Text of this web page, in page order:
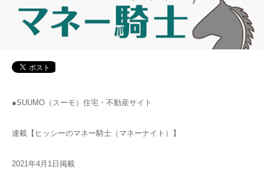
●SUUMO（スーモ）住宅・不動産サイト
連載【ヒッシーのマネー騎士（マネーナイト）】
2021年4月1日掲載